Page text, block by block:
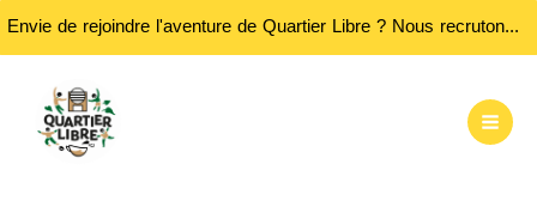
Envie de rejoindre l'aventure de Quartier Libre ? Nous recrutons des bénévoles ! Passez nous rencontrer aux heures d'ouvertures...
contenu